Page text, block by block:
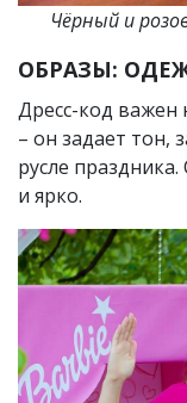
Чёрный и
ОБРАЗЫ:
Дресс-код важен
– он задает тон,
русле
и ярко.